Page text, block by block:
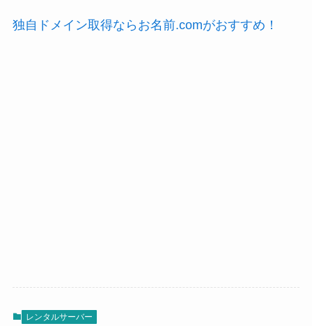
独自ドメイン取得ならお名前.comがおすすめ！
レンタルサーバー